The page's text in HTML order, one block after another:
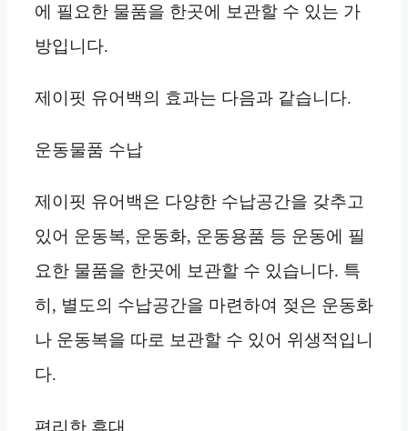
에 필요한 물품을 한곳에 보관할 수 있는 가
방입니다.
제이핏 유어백의 효과는 다음과 같습니다.
운동물품 수납
제이핏 유어백은 다양한 수납공간을 갖추고
있어 운동복, 운동화, 운동용품 등 운동에 필
요한 물품을 한곳에 보관할 수 있습니다. 특
히, 별도의 수납공간을 마련하여 젖은 운동화
나 운동복을 따로 보관할 수 있어 위생적입니
다.
편리한 휴대